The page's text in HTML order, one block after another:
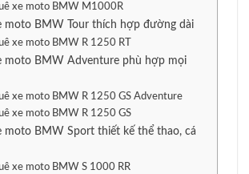
xe moto BMW M1000R
moto BMW Tour thích hợp đường dài
xe moto BMW R 1250 RT
moto BMW Adventure phù hợp mọi
xe moto BMW R 1250 GS Adventure
xe moto BMW R 1250 GS
moto BMW Sport thiết kế thể thao, cá
xe moto BMW S 1000 RR